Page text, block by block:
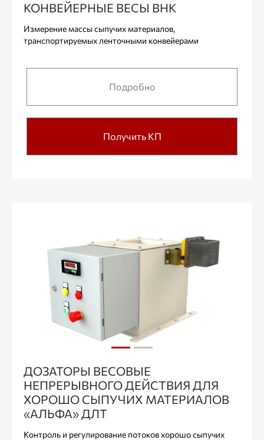
КОНВЕЙЕРНЫЕ ВЕСЫ ВНК
Измерение массы сыпучих материалов,
транспортируемых ленточными конвейерами
Подробно
Получить КП
ДОЗАТОРЫ ВЕСОВЫЕ
НЕПРЕРЫВНОГО ДЕЙСТВИЯ ДЛЯ
ХОРОШО СЫПУЧИХ МАТЕРИАЛОВ
«АЛЬФА» ДЛТ
Контроль и регулирование потоков хорошо сыпучих